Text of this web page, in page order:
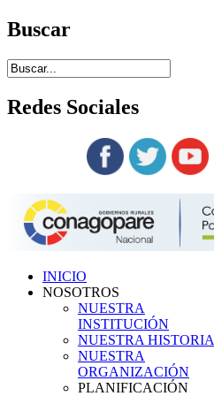
Buscar
Redes Sociales
INICIO
NOSOTROS
NUESTRA
INSTITUCIÓN
NUESTRA HISTORIA
NUESTRA
ORGANIZACIÓN
PLANIFICACIÓN